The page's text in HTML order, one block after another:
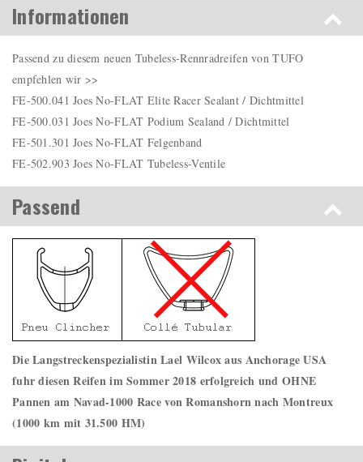
Informationen
Passend zu diesem neuen Tubeless-Rennradreifen von TUFO
empfehlen wir >>
FE-500.041 Joes No-FLAT Elite Racer Sealant / Dichtmittel
FE-500.031 Joes No-FLAT Podium Sealand / Dichtmittel
FE-501.301 Joes No-FLAT Felgenband
FE-502.903 Joes No-FLAT Tubeless-Ventile
Passend
Die Langstreckenspezialistin Lael Wilcox aus Anchorage USA
fuhr diesen Reifen im Sommer 2018 erfolgreich und OHNE
Pannen am Navad-1000 Race von Romanshorn nach Montreux
(1000 km mit 31.500 HM)